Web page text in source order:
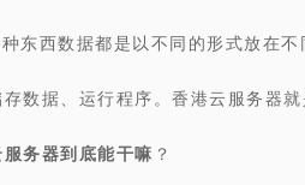
东西数据都是以不同的形式放在
数据、运行程序。香港云服务器
服务器到底能干嘛 ？